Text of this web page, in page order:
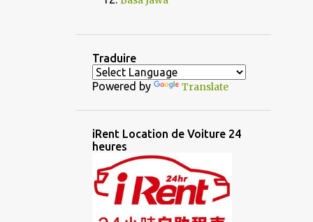
Traduire
Powered by Translate
iRent Location de Voiture 24
heures